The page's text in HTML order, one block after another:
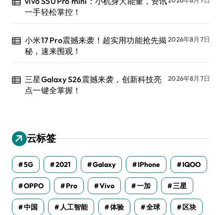
一手轻松掌控！
小米17 Pro震撼来袭！超实用功能抢先揭
秘，速来围观！
2026年8月7日
三星Galaxy S26震撼来袭，创新科技亮
点一键全掌握！
2026年8月7日
云标签
5G 2021 Galaxy IPhone IQOO
OPPO Pro Vivo 一加 三星
中国 人工智能 体验 全球 区块